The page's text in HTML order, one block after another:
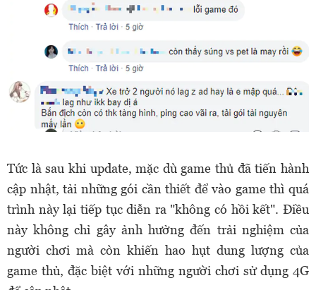
Tức là sau khi update, mặc dù game thủ đã tiến hành
cập nhật, tải những gói cần thiết để vào game thì quá
trình này lại tiếp tục diễn ra "không có hồi kết". Điều
này không chỉ gây ảnh hưởng đến trải nghiệm của
người chơi mà còn khiến hao hụt dung lượng của
game thủ, đặc biệt với những người chơi sử dụng 4G